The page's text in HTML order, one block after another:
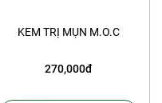
KEM TRỊ MỤN M.O.C
270,000đ